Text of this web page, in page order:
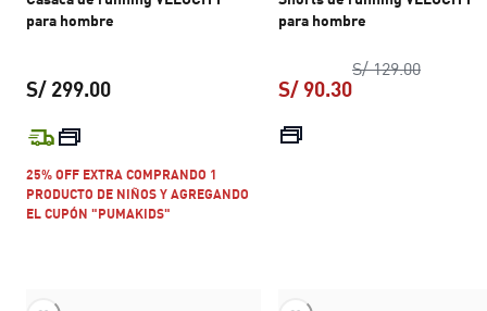
para hombre
S/ 299.00
precio actual S/ 299.00
25% OFF EXTRA COMPRANDO 1
PRODUCTO DE NIÑOS Y AGREGANDO
EL CUPÓN "PUMAKIDS"
para hombre
S/ 129.00precio
S/ 90.30